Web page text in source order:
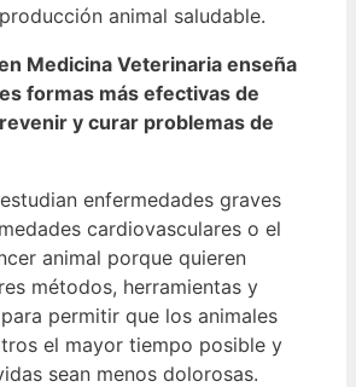
animal saludable.
Medicina Veterinaria enseña
formas más efectivas de
y curar problemas de
enfermedades graves
cardiovasculares o el
animal porque quieren
métodos, herramientas y
permitir que los animales
el mayor tiempo posible y
sean menos dolorosas.